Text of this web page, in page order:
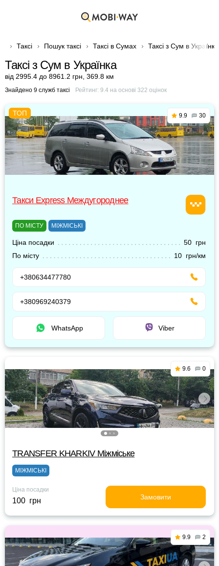
Таксі Пошук таксі Таксі в Сумах Таксі з Сум в Українка
Таксі з Сум в Українка
від 2995.4 до 8961.2 грн 369.8 км
Знайдено 9 служб таксі Рейтинг: 9.4на основі 322 оцінок
9.9 30
Такси Express Междугороднее
ПО МІСТУ МІЖМІСЬКІ
Ціна посадки
50 грн
По місту
10 грн/км
+380634477780
+380969240379
WhatsApp Viber
9.6 0
TRANSFER KHARKIV Міжміське
МІЖМІСЬКІ
Ціна посадки
100 грн Замовити
9.9 2